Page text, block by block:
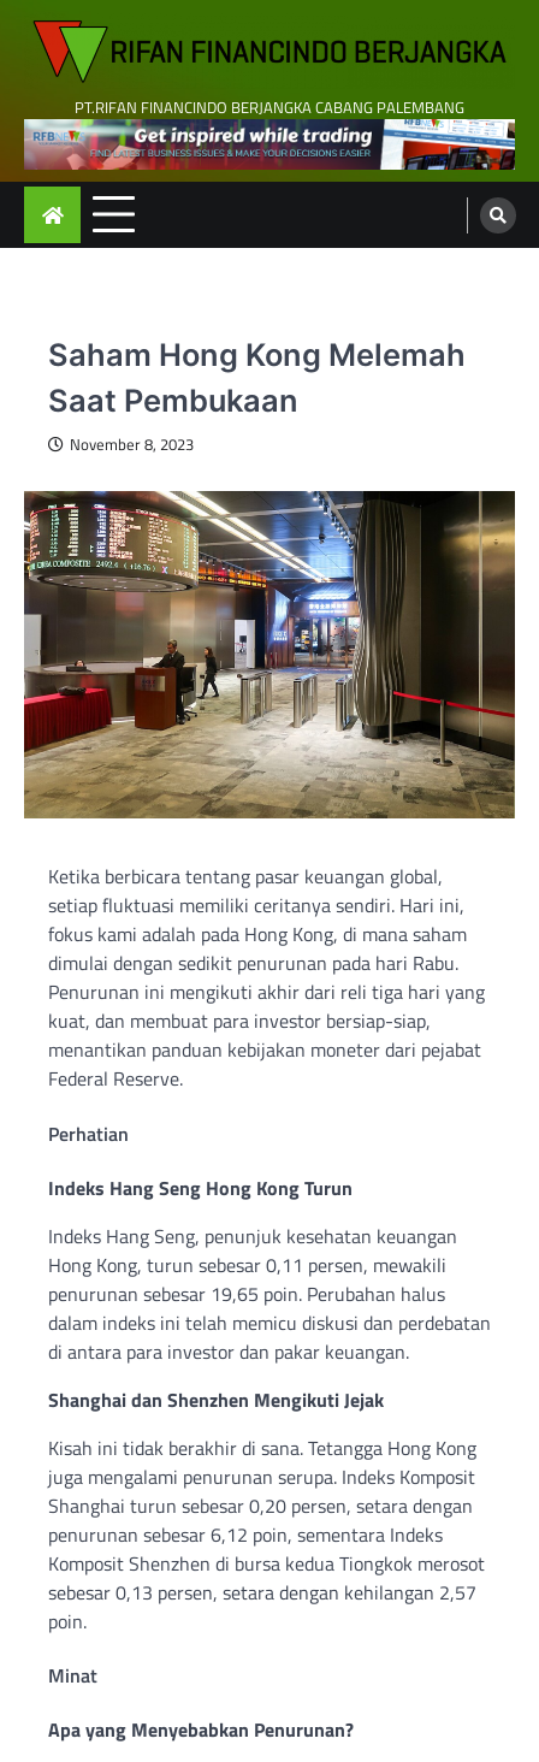
content
PT.RIFAN FINANCINDO BERJANGKA CABANG PALEMBANG
Saham Hong Kong Melemah
Saat Pembukaan
November 8, 2023
Ketika berbicara tentang pasar keuangan global,
setiap fluktuasi memiliki ceritanya sendiri. Hari ini,
fokus kami adalah pada Hong Kong, di mana saham
dimulai dengan sedikit penurunan pada hari Rabu.
Penurunan ini mengikuti akhir dari reli tiga hari yang
kuat, dan membuat para investor bersiap-siap,
menantikan panduan kebijakan moneter dari pejabat
Federal Reserve.
Perhatian
Indeks Hang Seng Hong Kong Turun
Indeks Hang Seng, penunjuk kesehatan keuangan
Hong Kong, turun sebesar 0,11 persen, mewakili
penurunan sebesar 19,65 poin. Perubahan halus
dalam indeks ini telah memicu diskusi dan perdebatan
di antara para investor dan pakar keuangan.
Shanghai dan Shenzhen Mengikuti Jejak
Kisah ini tidak berakhir di sana. Tetangga Hong Kong
juga mengalami penurunan serupa. Indeks Komposit
Shanghai turun sebesar 0,20 persen, setara dengan
penurunan sebesar 6,12 poin, sementara Indeks
Komposit Shenzhen di bursa kedua Tiongkok merosot
sebesar 0,13 persen, setara dengan kehilangan 2,57
poin.
Minat
Apa yang Menyebabkan Penurunan?